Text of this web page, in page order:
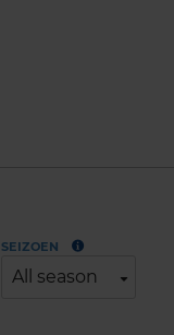
SEIZOEN
All season